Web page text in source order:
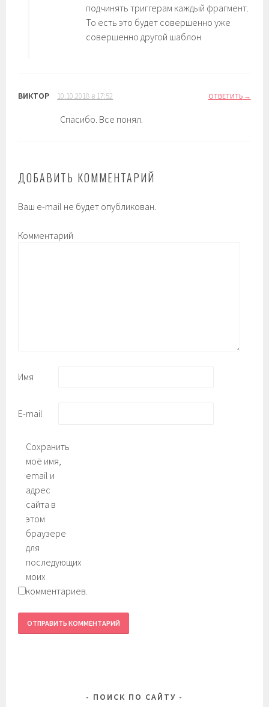
подчинять триггерам каждый фрагмент.
То есть это будет совершенно уже
совершенно другой шаблон
ВИКТОР 10.10.2018 в 17:52 ОТВЕТИТЬ
Спасибо. Все понял.
ДОБАВИТЬ КОММЕНТАРИЙ
Ваш e-mail не будет опубликован.
Комментарий
Имя
E-mail
Сохранить
моё имя,
email и
адрес
сайта в
этом
браузере
для
последующих
моих
комментариев.
ПОИСК ПО САЙТУ